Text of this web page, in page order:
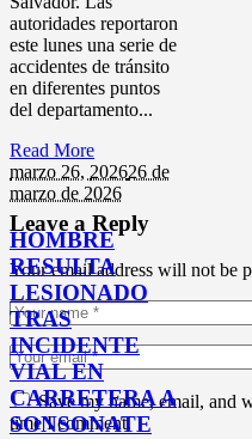
autoridades reportaron
este lunes una serie de
accidentes de tránsito
en diferentes puntos
del departamento...
Read More
marzo 26, 202626 de
marzo de 2026
HOMBRE
RESULTA
LESIONADO
TRAS
INCIDENTE
VIAL EN
CARRETERA A
SONSONATE
Leave a Reply
Your email address will not be
Save my name, email, and
time I comment.